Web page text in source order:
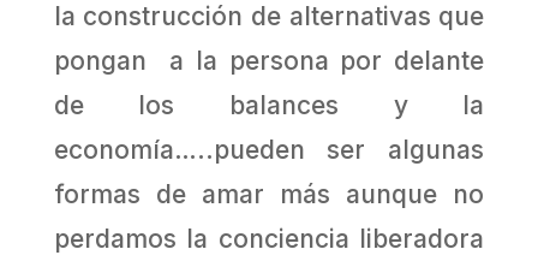
la construcción de alternativas que
pongan a la persona por delante
de los balances y la
economía…..pueden ser algunas
formas de amar más aunque no
perdamos la conciencia liberadora